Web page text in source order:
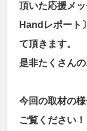
頂いた応援メ
Handレポート
て頂きます。
是非たくさん
今回の取材の
ご覧ください！